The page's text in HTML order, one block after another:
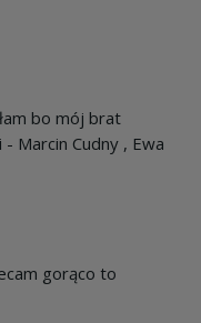
bo mój brat
Marcin Cudny , Ewa
gorąco to